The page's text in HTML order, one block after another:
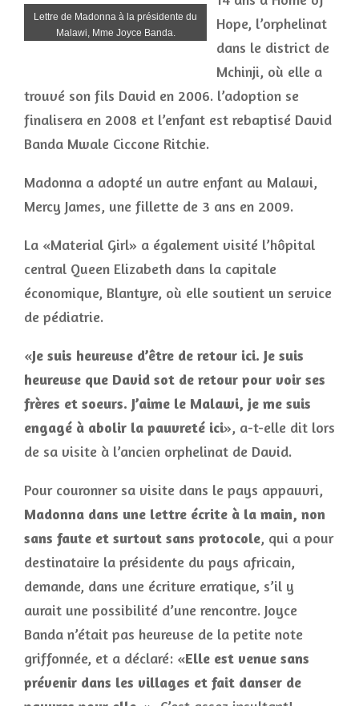
Lettre de Madonna à la présidente du
Malawi, Mme Joyce Banda.
Hope, l’orphelinat
dans le district de
Mchinji, où elle a
trouvé son fils David en 2006. l’adoption se
finalisera en 2008 et l’enfant est rebaptisé David
Banda Mwale Ciccone Ritchie.
Madonna a adopté un autre enfant au Malawi,
Mercy James, une fillette de 3 ans en 2009.
La «Material Girl» a également visité l’hôpital
central Queen Elizabeth dans la capitale
économique, Blantyre, où elle soutient un service
de pédiatrie.
«Je suis heureuse d’être de retour ici. Je suis
heureuse que David sot de retour pour voir ses
frères et soeurs. J’aime le Malawi, je me suis
engagé à abolir la pauvreté ici», a-t-elle dit lors
de sa visite à l’ancien orphelinat de David.
Pour couronner sa visite dans le pays appauvri,
Madonna dans une lettre écrite à la main, non
sans faute et surtout sans protocole, qui a pour
destinataire la présidente du pays africain,
demande, dans une écriture erratique, s’il y
aurait une possibilité d’une rencontre. Joyce
Banda n’était pas heureuse de la petite note
griffonnée, et a déclaré: «Elle est venue sans
prévenir dans les villages et fait danser de